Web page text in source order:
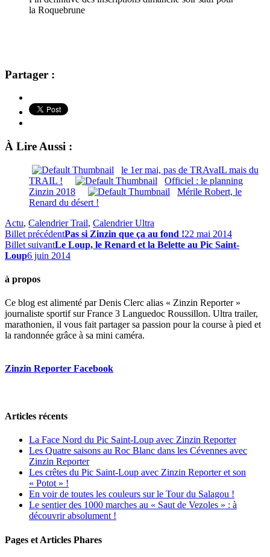
la Roquebrune
Partager :
À Lire Aussi :
le 1er mai, pas de TRAvaIL mais du
TRAIL !
Officiel : le planning
Zinzin 2018
Mérile Robert, le
Renard du désert !
Actu, Calendrier Trail, Calendrier Ultra
Billet précédentPas si Zinzin que ça au fond !22 mai 2014
Billet suivantLe Loup, le Renard et la Belette au Pic Saint-
Loup6 juin 2014
à propos
Ce blog est alimenté par Denis Clerc alias « Zinzin Reporter »
journaliste sportif sur France 3 Languedoc Roussillon. Ultra trailer,
marathonien, il vous fait partager sa passion pour la course à pied et
la randonnée grâce à sa mini caméra.
Zinzin Reporter Facebook
Articles récents
La Face Nord du Pic Saint-Loup avec Zinzin Reporter
Les Quatre saisons au Roc Blanc dans les Cévennes avec
Zinzin Reporter
Les crêtes du Pic Saint-Loup avec Zinzin Reporter et son
« Potot » !
En voir de toutes les couleurs sur le Tour du Salagou !
Le sentier des 1000 marches au « Saut de Vezoles » : à
découvrir absolument !
Pages et Articles Phares